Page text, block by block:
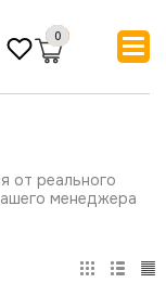
0
от реального
менеджера